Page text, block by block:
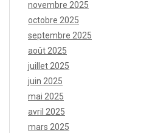
novembre 2025
octobre 2025
septembre 2025
août 2025
juillet 2025
juin 2025
mai 2025
avril 2025
mars 2025